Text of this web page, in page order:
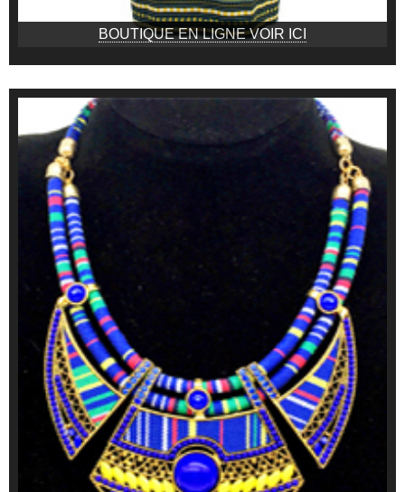
BOUTIQUE EN LIGNE VOIR ICI